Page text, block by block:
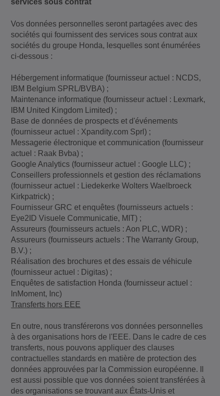
services sous contrat
Vos données personnelles seront partagées avec des
sociétés qui fournissent des services sous contrat aux
sociétés du groupe Honda, lesquelles sont énumérées
ci-dessous :
Hébergement informatique (fournisseur actuel : NCDS,
IBM Belgium SPRL/BVBA) ;
Maintenance informatique (fournisseur actuel : Lexmark,
IBM United Kingdom Limited) ;
Base de données de prospects et d'événements
(fournisseur actuel : Xpandity.com Sprl) ;
Messagerie électronique et communication (fournisseur
actuel : Raak Bvba) ;
Google Analytics (fournisseur actuel : Google LLC) ;
Conseillers professionnels et gestion des réclamations
(fournisseur actuel : Liedekerke Wolters Waelbroeck
Kirkpatrick) ;
Fournisseur GRC et enquêtes (fournisseurs actuels :
Eye2ID Visuele Communicatie, MIT) ;
Assureurs (fournisseurs actuels : Aon PLC, WDR) ;
Assureurs (fournisseurs actuels : The Warranty Group,
B.V.) ;
Réalisation des brochures et des essais de véhicule
(fournisseur actuel : Digitas) ;
Enquêtes de satisfaction Honda (fournisseur actuel :
InMoment, Inc)
Transferts hors EEE
En outre, nous transférerons vos données personnelles
à des organisations hors de l'EEE. Dans le cadre de ces
transferts, nous pouvons appliquer des clauses
contractuelles standards en matière de protection des
données approuvées par la Commission européenne. Il
est aussi possible que vos données soient transférées à
des organisations se trouvant aux États-Unis et